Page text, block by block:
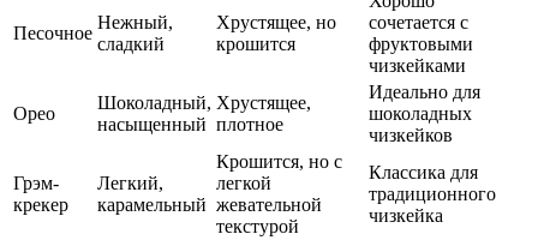
Песочное
Нежный,
сладкий
Хрустящее, но
крошится
сочетается с
фруктовыми
чизкейками
Орео
Шоколадный,
насыщенный
Хрустящее,
плотное
Идеально для
шоколадных
чизкейков
Грэм-
крекер
Легкий,
карамельный
Крошится, но с
легкой
жевательной
текстурой
Классика для
традиционного
чизкейка